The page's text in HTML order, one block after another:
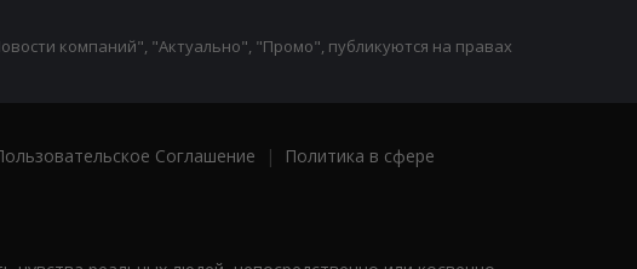
компаний", "Актуально", "Промо", публикуются на правах
Соглашение |
Политика в сфере